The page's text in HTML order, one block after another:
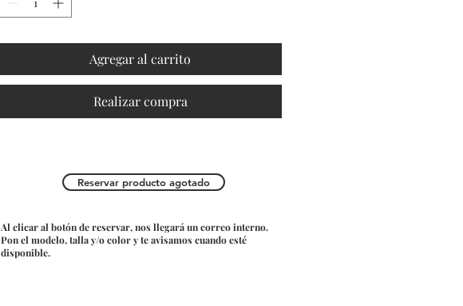
Agregar al carrito
Realizar compra
Reservar producto agotado
Al clicar al botón de reservar, nos llegará un correo interno.
Pon el modelo, talla y/o color y te avisamos cuando esté
disponible.